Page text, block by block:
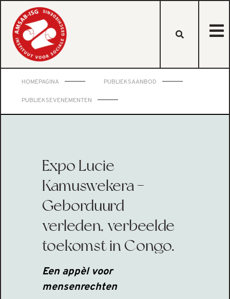
HOMEPAGINA PUBLIEKSAANBOD
PUBLIEKSEVENEMENTEN
Expo Lucie
Kamuswekera -
Geborduurd
verleden, verbeelde
toekomst in Congo.
Een appèl voor
mensenrechten